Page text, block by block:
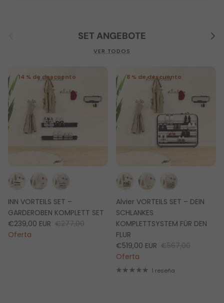
SET ANGEBOTE
VER TODOS
14 % de descuento
INN VORTEILS SET –
GARDEROBEN KOMPLETT SET
€239,00 EUR €277,00
Oferta
8 % de descuento
Alvier VORTEILS SET – DEIN
SCHLANKES
KOMPLETTSYSTEM FÜR DEN
FLUR
€519,00 EUR €567,00
Oferta
1 reseña